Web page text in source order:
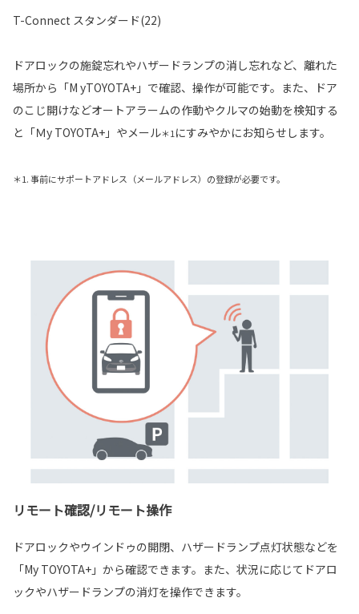
T-Connect スタンダード(22)
ドアロックの施錠忘れやハザードランプの消し忘れなど、離れた
場所から「M yTOYOTA+」で確認、操作が可能です。また、ドア
のこじ開けなどオートアラームの作動やクルマの始動を検知する
と「Ｍy TOYOTA+」やメール＊1にすみやかにお知らせします。
＊1. 事前にサポートアドレス（メールアドレス）の登録が必要です。
リモート確認/リモート操作
ドアロックやウインドゥの開閉、ハザードランプ点灯状態などを
「My TOYOTA+」から確認できます。また、状況に応じてドアロ
ックやハザードランプの消灯を操作できます。